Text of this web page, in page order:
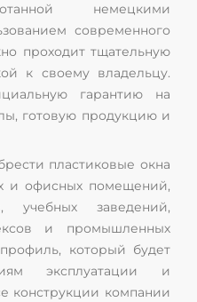
немецкими
современного
проходит тщательную
к своему владельцу.
гарантию на
готовую продукцию и
пластиковые окна
и офисных помещений,
заведений,
и промышленных
который будет
эксплуатации и
конструкции компании